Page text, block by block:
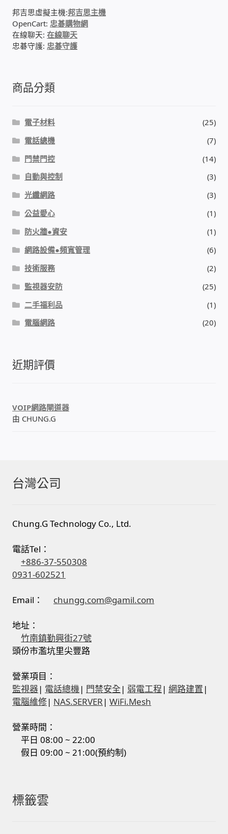
邦吉思虛擬主機:邦吉思主機
OpenCart: 忠碁購物網
在線聊天:在線聊天
忠碁守護: 忠碁守護
商品分類
電子材料
(25)
電話總機
(7)
門禁門控
(14)
自動與控制
(3)
光纖網路
(3)
公益愛心
(1)
防火牆●資安
(1)
網路設備●頻寬管理
(6)
技術服務
(2)
監視器安防
(25)
二手福利品
(1)
電腦網路
(20)
近期評價
VOIP網路閘道器
由 CHUNG.G
台灣公司
Chung.G Technology Co., Ltd.
電話Tel：
+886-37-550308
0931-602521
Email： chungg.com@gamil.com
地址：
竹南鎮勤興街27號
頭份市濫坑里尖豐路
營業項目：
監視器| 電話總機| 門禁安全 | 弱電工程 |網路建置 |
電腦維修| NAS.SERVER |WiFi.Mesh
營業時間：
平日 08:00 ~ 22:00
假日 09:00 ~ 21:00(預約制)
標籤雲